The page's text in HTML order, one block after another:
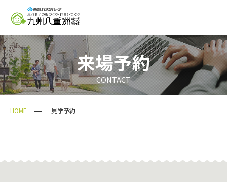
来場予約
CONTACT
HOME 見学予約